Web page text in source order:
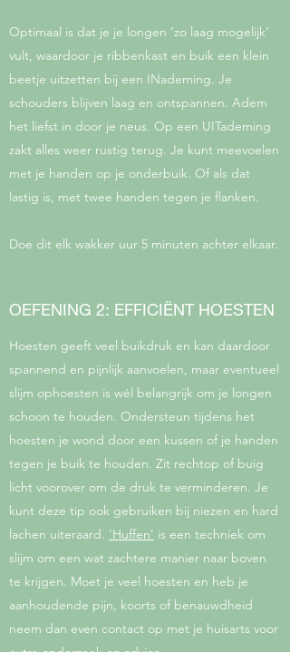
Optimaal is dat je je longen ‘zo laag mogelijk’
vult, waardoor je ribbenkast en buik een klein
beetje uitzetten bij een INademing. Je
schouders blijven laag en ontspannen. Adem
het liefst in door je neus. Op een UITademing
zakt alles weer rustig terug. Je kunt meevoelen
met je handen op je onderbuik. Of als dat
lastig is, met twee handen tegen je flanken.
Doe dit elk wakker uur 5 minuten achter elkaar.
OEFENING 2: EFFICIËNT HOESTEN
Hoesten geeft veel buikdruk en kan daardoor
spannend en pijnlijk aanvoelen, maar eventueel
slijm ophoesten is wél belangrijk om je longen
schoon te houden. Ondersteun tijdens het
hoesten je wond door een kussen of je handen
tegen je buik te houden. Zit rechtop of buig
licht voorover om de druk te verminderen. Je
kunt deze tip ook gebruiken bij niezen en hard
lachen uiteraard. 'Huffen' is een techniek om
slijm om een wat zachtere manier naar boven
te krijgen. Moet je veel hoesten en heb je
aanhoudende pijn, koorts of benauwdheid
neem dan even contact op met je huisarts voor